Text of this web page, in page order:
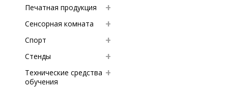
Печатная продукция
Сенсорная комната
Спорт
Стенды
Технические средства
обучения